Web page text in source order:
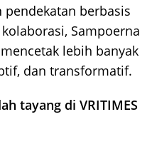
pendekatan berbasis
Sampoerna
lebih banyak
dan transformatif.
tayang di VRITIMES